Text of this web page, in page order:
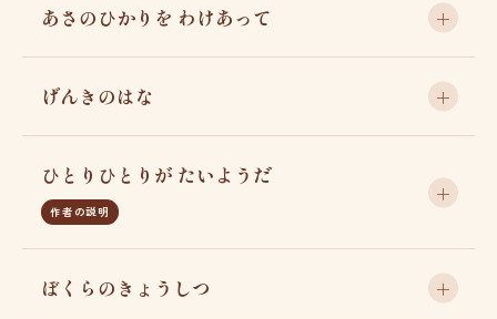
あさのひかりを わけあって
げんきのはな
ひとりひとりが たいようだ
作者の説明
ぼくらのきょうしつ